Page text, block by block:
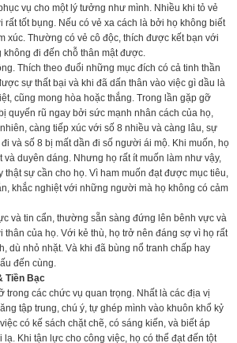
vụ cho một lý tưởng như mình. Nhiều khi tỏ vẻ
rất tốt bụng. Nếu có vẻ xa cách là bởi họ không biết
xúc. Thường có vẻ cô độc, thích được kết bạn với
đi đến chỗ thân mật được.
Thích theo đuổi những mục đích có cả tinh thần
sự thất bại và khi đã dấn thân vào việc gì dầu là
cũng mong hòa hoặc thắng. Trong lần gặp gỡ
quyến rũ ngay bởi sức mạnh nhân cách của họ,
càng tiếp xúc với số 8 nhiều và càng lâu, sự
và số 8 bị mất dần đi số người ái mộ. Khi muốn, họ
và duyên dáng. Nhưng họ rất ít muốn làm như vậy,
thật sự cần cho họ. Vì ham muốn đạt được mục tiêu,
khắc nghiệt với những người mà họ không có cảm
và tin cẩn, thường sẵn sàng đứng lên bênh vực và
của họ. Với kẻ thù, họ trở nên đáng sợ vì họ rất
dù nhỏ nhặt. Và khi đã bùng nổ tranh chấp hay
đến cùng.
Tiền Bạc
trong các chức vụ quan trọng. Nhất là các địa vị
tập trung, chú ý, tự ghép mình vào khuôn khổ kỷ
có kế sách chặt chẽ, có sáng kiến, và biết áp
Khi tận lực cho công việc, họ có thể đạt đến tột